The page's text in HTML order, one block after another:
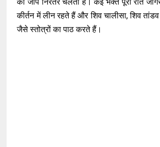
कीर्तन में लीन रहते हैं और शिव चालीसा, शिव
जैसे स्तोत्रों का पाठ करते हैं।